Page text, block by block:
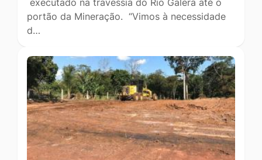
executado na travessia do Rio Galera até o
portão da Mineração. “Vimos à necessidade
d…